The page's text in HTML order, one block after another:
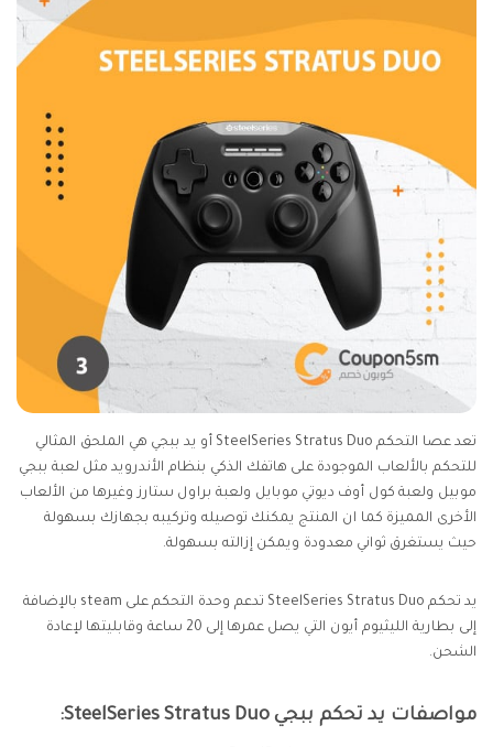
تعد عصا التحكم SteelSeries Stratus Duo أو يد ببجي هي الملحق المثالي
للتحكم بالألعاب الموجودة على هاتفك الذكي بنظام الأندرويد مثل لعبة ببجي
موبيل ولعبة كول أوف ديوتي موبايل ولعبة براول ستارز وغيرها من الألعاب
الأخرى المميزة كما ان المنتج يمكنك توصيله وتركيبه بجهازك بسهولة
حيث يستغرق ثواني معدودة ويمكن إزالته بسهولة.
يد تحكم SteelSeries Stratus Duo تدعم وحدة التحكم على steam بالإضافة
إلى بطارية الليثيوم أيون التي يصل عمرها إلى 20 ساعة وقابليتها لإعادة
الشحن.
مواصفات يد تحكم ببجي SteelSeries Stratus Duo: